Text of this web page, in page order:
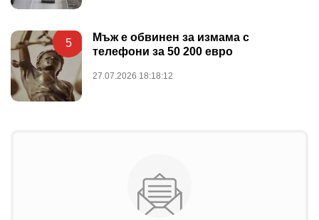
5
Мъж е обвинен за измама с
телефони за 50 200 евро
27.07.2026 18:18:12